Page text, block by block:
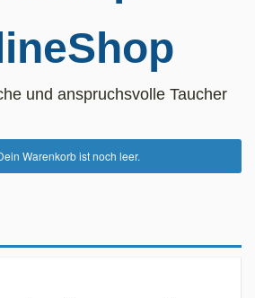
und anspruchsvolle Taucher
Warenkorb ist noch leer.